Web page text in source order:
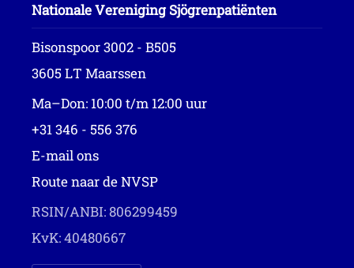
Nationale Vereniging Sjögrenpatiënten
Bisonspoor 3002 - B505
3605 LT Maarssen
Ma–Don: 10:00 t/m 12:00 uur
+31 346 - 556 376
E-mail ons
Route naar de NVSP
RSIN/ANBI: 806299459
KvK: 40480667